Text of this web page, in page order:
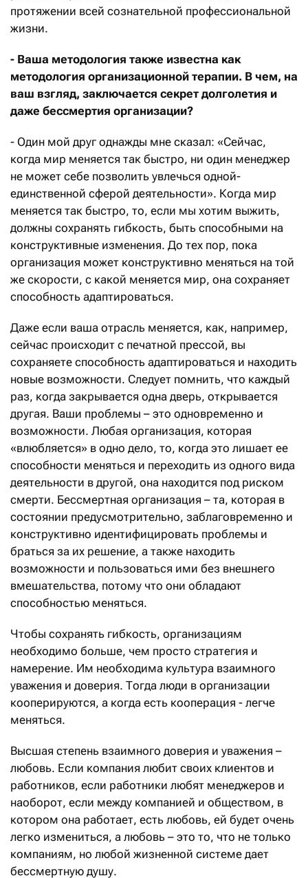
протяжении всей сознательной профессиональной
жизни.
- Ваша методология также известна как
методология организационной терапии. В чем, на
ваш взгляд, заключается секрет долголетия и
даже бессмертия организации?
- Один мой друг однажды мне сказал: «Сейчас,
когда мир меняется так быстро, ни один менеджер
не может себе позволить увлечься одной-
единственной сферой деятельности». Когда мир
меняется так быстро, то, если мы хотим выжить,
должны сохранять гибкость, быть способными на
конструктивные изменения. До тех пор, пока
организация может конструктивно меняться на той
же скорости, с какой меняется мир, она сохраняет
способность адаптироваться.
Даже если ваша отрасль меняется, как, например,
сейчас происходит с печатной прессой, вы
сохраняете способность адаптироваться и находить
новые возможности. Следует помнить, что каждый
раз, когда закрывается одна дверь, открывается
другая. Ваши проблемы – это одновременно и
возможности. Любая организация, которая
«влюбляется» в одно дело, то, когда это лишает ее
способности меняться и переходить из одного вида
деятельности в другой, она находится под риском
смерти. Бессмертная организация – та, которая в
состоянии предусмотрительно, заблаговременно и
конструктивно идентифицировать проблемы и
браться за их решение, а также находить
возможности и пользоваться ими без внешнего
вмешательства, потому что они обладают
способностью меняться.
Чтобы сохранять гибкость, организациям
необходимо больше, чем просто стратегия и
намерение. Им необходима культура взаимного
уважения и доверия. Тогда люди в организации
кооперируются, а когда есть кооперация - легче
меняться.
Высшая степень взаимного доверия и уважения –
любовь. Если компания любит своих клиентов и
работников, если работники любят менеджеров и
наоборот, если между компанией и обществом, в
котором она работает, есть любовь, ей будет очень
легко измениться, а любовь – это то, что не только
компаниям, но любой жизненной системе дает
бессмертную душу.